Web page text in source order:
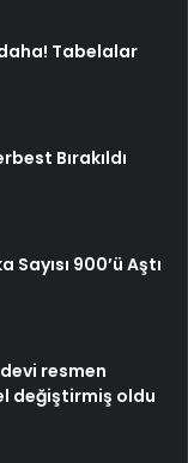
Tabelalar
Bırakıldı
Sayısı 900’ü Aştı
resmen
değiştirmiş oldu